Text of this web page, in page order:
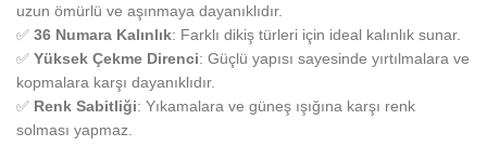
uzun ömürlü ve aşınmaya dayanıklıdır.
✅ 36 Numara Kalınlık: Farklı dikiş türleri için ideal kalınlık sunar.
✅ Yüksek Çekme Direnci: Güçlü yapısı sayesinde yırtılmalara ve
kopmalara karşı dayanıklıdır.
✅ Renk Sabitliği: Yıkamalara ve güneş ışığına karşı renk
solması yapmaz.